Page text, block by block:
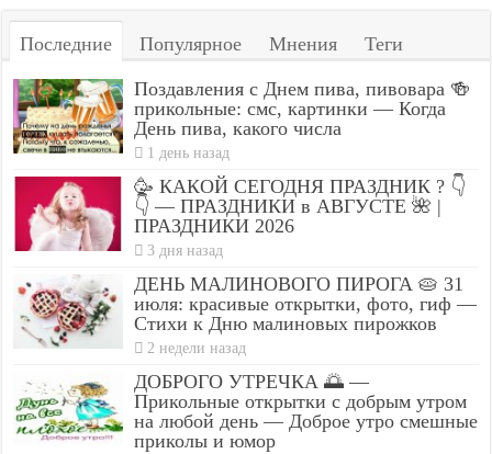
Последние Популярное Мнения Теги
Поздавления с Днем пива, пивовара 🍻
прикольные: смс, картинки — Когда
День пива, какого числа
1 день назад
🥳 КАКОЙ СЕГОДНЯ ПРАЗДНИК ? 👇
👇 — ПРАЗДНИКИ в АВГУСТЕ 🌺 |
ПРАЗДНИКИ 2026
3 дня назад
ДЕНЬ МАЛИНОВОГО ПИРОГА 🥧 31
июля: красивые открытки, фото, гиф —
Стихи к Дню малиновых пирожков
2 недели назад
ДОБРОГО УТРЕЧКА 🌅 —
Прикольные открытки с добрым утром
на любой день — Доброе утро смешные
приколы и юмор